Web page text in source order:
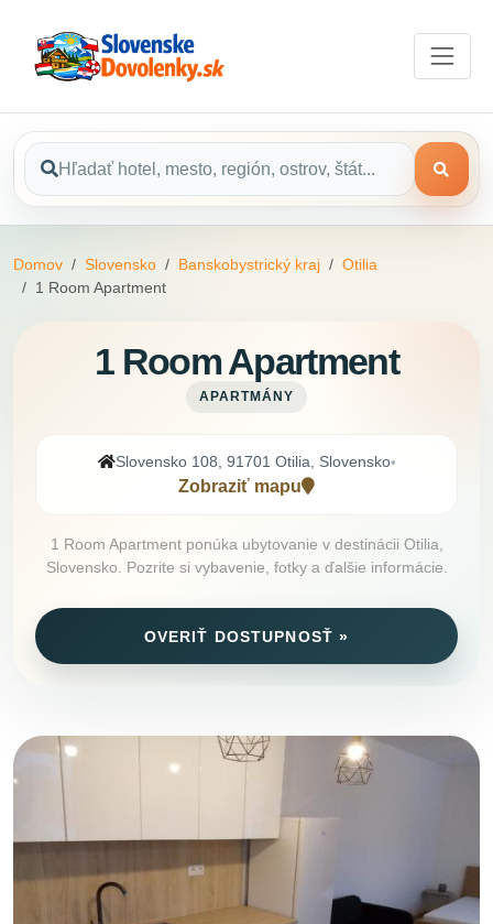
Domov Slovensko Banskobystrický kraj
Otilia
1 Room Apartment
1 Room Apartment
APARTMÁNY
Slovensko 108, 91701 Otilia, Slovensko•
Zobraziť mapu
1 Room Apartment ponúka ubytovanie v destinácii Otilia,
Slovensko. Pozrite si vybavenie, fotky a ďalšie informácie.
OVERIŤ DOSTUPNOSŤ »